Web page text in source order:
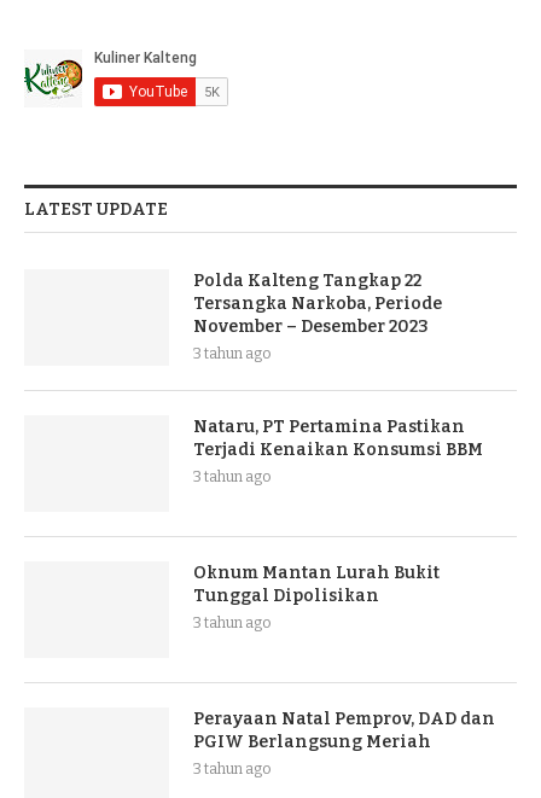
LATEST UPDATE
Polda Kalteng Tangkap 22
Tersangka Narkoba, Periode
November – Desember 2023
3 tahun ago
Nataru, PT Pertamina Pastikan
Terjadi Kenaikan Konsumsi BBM
3 tahun ago
Oknum Mantan Lurah Bukit
Tunggal Dipolisikan
3 tahun ago
Perayaan Natal Pemprov, DAD dan
PGIW Berlangsung Meriah
3 tahun ago